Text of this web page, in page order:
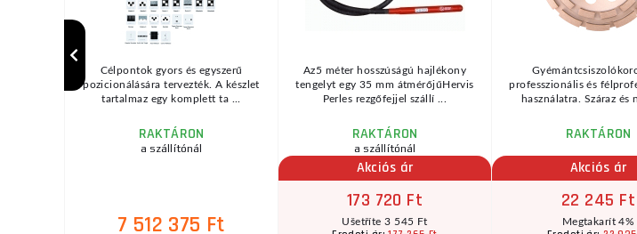
Célpontok gyors és egyszerű
pozicionálására tervezték. A készlet
tartalmaz egy komplett ta ...
RAKTÁRON
a szállítónál
7 512 375 Ft
Az5 méter hosszúságú hajlékony
tengelyt egy 35 mm átmérőjűHervis
Perles rezgőfejjel szállí ...
RAKTÁRON
a szállítónál
Akciós ár
173 720 Ft
Ušetříte 3 545 Ft
professzionális és
használatra. Száraz és
RAKTÁRON
Akciós ár
22 245 Ft
Megtakarít 4%